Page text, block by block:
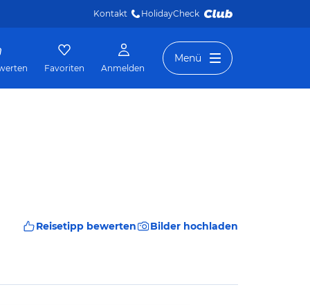
Kontakt HolidayCheck
Favoriten Anmelden
Menü
Reisetipp bewerten Bilder hochladen